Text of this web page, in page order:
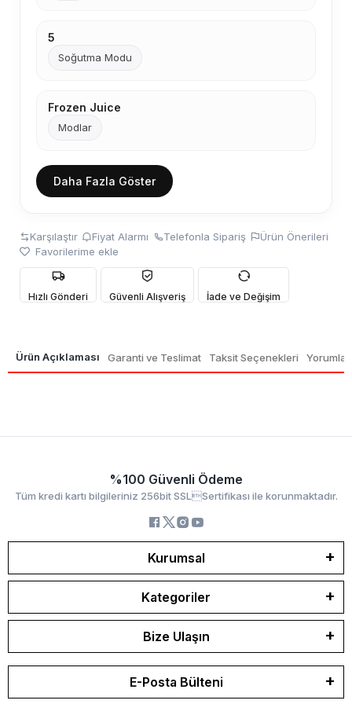
5
Soğutma Modu
Frozen Juice
Modlar
Daha Fazla Göster
Karşılaştır Fiyat Alarmı Telefonla Sipariş
Ürün Önerileri
Favorilerime ekle
Hızlı Gönderi Güvenli Alışveriş İade ve Değişim
Ürün Açıklaması Garanti ve Teslimat Taksit Seçenekleri Yorumlar
%100 Güvenli Ödeme
Tüm kredi kartı bilgileriniz 256bit SSLSertifikası ile korunmaktadır.
Kurumsal
Kategoriler
Bize Ulaşın
E-Posta Bülteni